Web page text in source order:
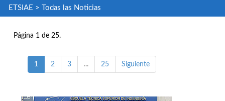
ETSIAE > Todas las Noticias
Página 1 de 25.
1 2 3 ... 25 Siguiente